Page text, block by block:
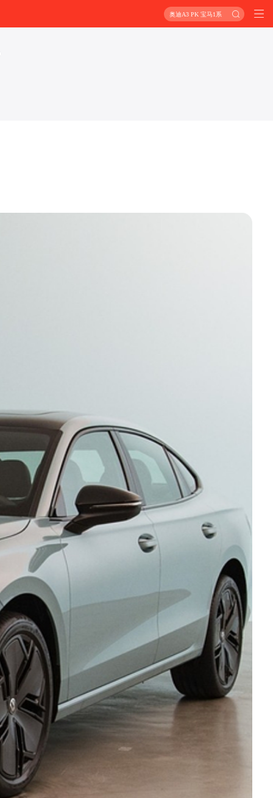
奥迪A3 PK 宝马1系